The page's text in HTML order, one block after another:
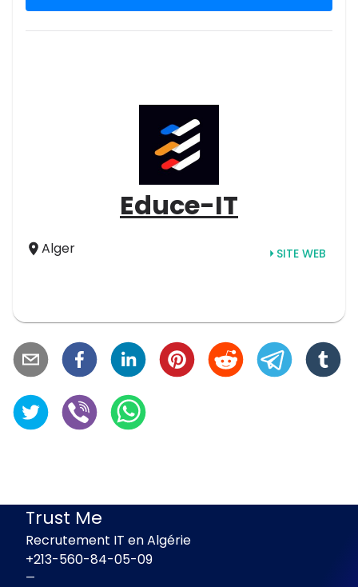
Educe-IT
Alger SITE WEB
Trust Me
Recrutement IT en Algérie
+213-560-84-05-09
—